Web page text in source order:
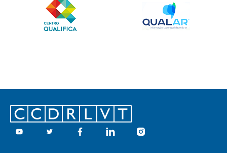
Footer
Youtube Twitter Facebook Linkedin Instagram